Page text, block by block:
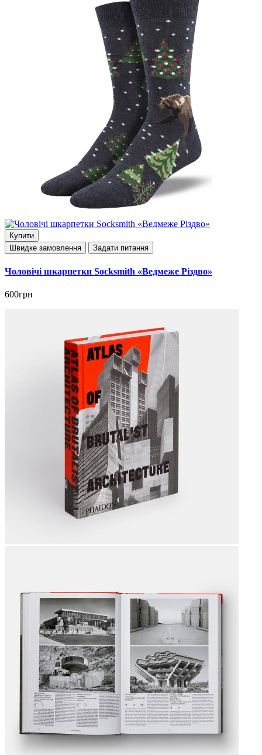
Купити
Швидке замовлення
Задати питання
Чоловічі шкарпетки Socksmith «Ведмеже Різдво»
600грн